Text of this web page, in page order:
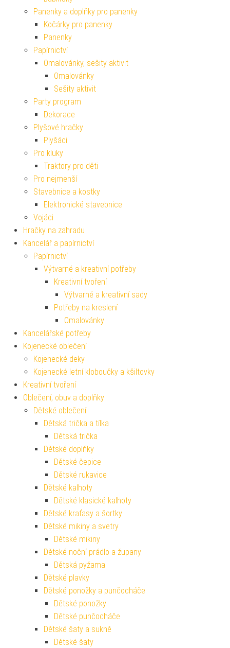
Panenky a doplňky pro panenky
Kočárky pro panenky
Panenky
Papírnictví
Omalovánky, sešity aktivit
Omalovánky
Sešity aktivit
Party program
Dekorace
Plyšové hračky
Plyšáci
Pro kluky
Traktory pro děti
Pro nejmenší
Stavebnice a kostky
Elektronické stavebnice
Vojáci
Hračky na zahradu
Kancelář a papírnictví
Papírnictví
Výtvarné a kreativní potřeby
Kreativní tvoření
Výtvarné a kreativní sady
Potřeby na kreslení
Omalovánky
Kancelářské potřeby
Kojenecké oblečení
Kojenecké deky
Kojenecké letní kloboučky a kšiltovky
Kreativní tvoření
Oblečení, obuv a doplňky
Dětské oblečení
Dětská trička a tílka
Dětská trička
Dětské doplňky
Dětské čepice
Dětské rukavice
Dětské kalhoty
Dětské klasické kalhoty
Dětské kraťasy a šortky
Dětské mikiny a svetry
Dětské mikiny
Dětské noční prádlo a župany
Dětská pyžama
Dětské plavky
Dětské ponožky a punčocháče
Dětské ponožky
Dětské punčocháče
Dětské šaty a sukně
Dětské šaty